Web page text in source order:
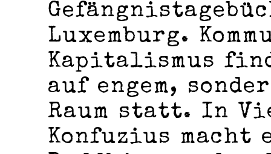
Luxemburg.
Kapitalismus
auf engem,
Raum statt. In
Konfuzius macht